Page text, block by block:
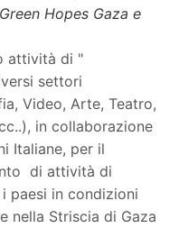
Hopes Gaza e
attività di "
settori
Video, Arte, Teatro,
in collaborazione
Italiane, per il
di attività di
paesi in condizioni
nella Striscia di Gaza